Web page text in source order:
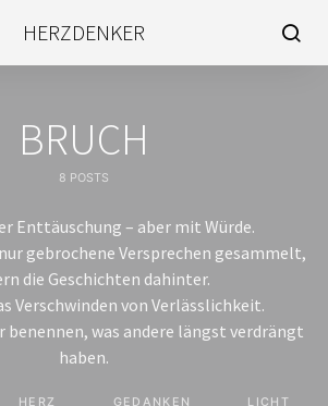
HERZDENKER
BRUCH
8 POSTS
Enttäuschung – aber mit Würde.
gebrochene Versprechen gesammelt,
die Geschichten dahinter.
Verschwinden von Verlässlichkeit.
benennen, was andere längst verdrängt
haben.
HERZ GEDANKEN LICHT